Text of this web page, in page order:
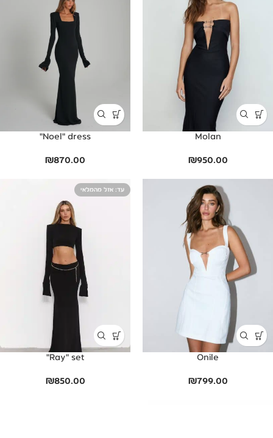
Molan
₪950.00
Noel" dress"
₪870.00
Onile
₪799.00
אזל מהמלאי
Ray" set"
₪850.00